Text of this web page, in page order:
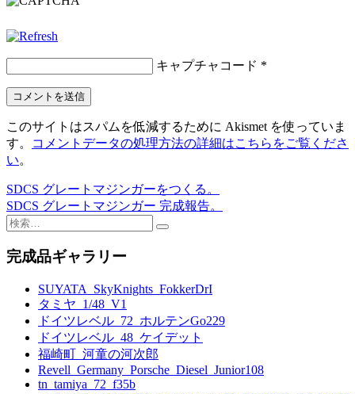
キャプチャコード *
このサイトはスパムを低減するために Akismet を使っていま
す。
コメントデータの処理方法の詳細はこちらをご覧くださ
い。
投
稿
ナ
ビ
SDCS グレートマジンガーをつくる。
SDCS グレートマジンガー 完成報告。
検
完成品ギャラリー
SUYATA_SkyKnights_FokkerDrI
タミヤ_1/48_V1
ドイツレベル_72_ホルテンGo229
ドイツレベル_48_ケイデット
福崎町_河童の河次郎
Revell_Germany_Porsche_Diesel_Junior108
tn_tamiya_72_f35b